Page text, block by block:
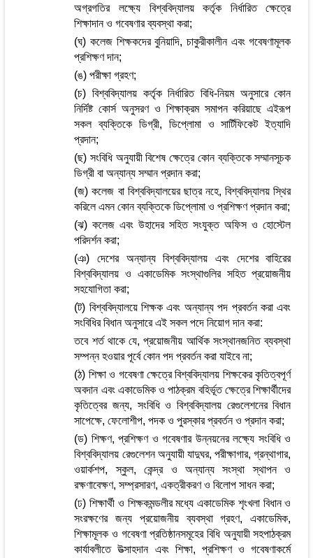
অগ্রগতির লক্ষ্যে বিশ্ববিদ্যালয় কর্তৃক নির্ধারিত ক্ষেত্রে
শিক্ষাদান ও গবেষণার ব্যবস্থা করা;
(ঘ) কলেজ শিক্ষকদের বুনিয়াদি, চাকুরীকালীন এবং গবেষণামূলক
প্রশিক্ষণ দান;
(ঙ) পরীক্ষা গ্রহণ;
(চ) বিশ্ববিদ্যালয় কর্তৃক নির্ধারিত বিধি-নিয়ম অনুসারে কোন
নির্দিষ্ট কোর্স অনুসরণ ও শিক্ষাক্রম সমাপন করিয়াছে এইরূপ
সকল ব্যক্তিকে ডিগ্রী, ডিপ্লোমা ও সার্টিফিকেট ইত্যাদি
প্রদান;
(ছ) সংবিধি অনুযায়ী বিশেষ ক্ষেত্রে কোন ব্যক্তিকে সম্মানসূচক
ডিগ্রী বা অন্যান্য সম্মান প্রদান করা;
(জ) কলেজ বা বিশ্ববিদ্যালয়ের ছাত্র নহে, বিশ্ববিদ্যালয় স্থির
করিলে এমন কোন ব্যক্তিকে ডিপ্লোমা ও প্রশিক্ষণ প্রদান করা;
(ঝ) কলেজ এবং উহাদের সহিত সংযুক্ত অফিস ও হোস্টেল
পরিদর্শন করা;
(ঞ) দেশের অন্যান্য বিশ্ববিদ্যালয় এবং দেশের বাহিরের
বিশ্ববিদ্যালয় ও একাডেমিক সংস্থাগুলির সহিত প্রয়োজনীয়
সহযোগিতা করা;
(ট) বিশ্ববিদ্যালয়ে শিক্ষক এবং অন্যান্য পদ প্রবর্তন করা এবং
সংবিধির বিধান অনুসারে এই সকল পদে নিয়োগ দান করা:
তবে শর্ত থাকে যে, প্রয়োজনীয় আর্থিক সংস্থানজনিত ব্যবস্থা
সম্পন্ন হওয়ার পূর্বে কোন পদ প্রবর্তন করা যাইবে না;
(ঠ) শিক্ষা ও গবেষণা ক্ষেত্রে বিশ্ববিদ্যালয় শিক্ষকের কৃতিত্বপূর্ণ
অবদান এবং একাডেমিক ও পাঠক্রম বহির্ভূত ক্ষেত্রে শিক্ষার্থীদের
কৃতিত্বের জন্য, সংবিধি ও বিশ্ববিদ্যালয় রেগুলেশনের বিধান
সাপেক্ষে, ফেলোশীপ, পদক ও পুরস্কার প্রবর্তন ও প্রদান করা;
(ড) শিক্ষণ, প্রশিক্ষণ ও গবেষণার উন্নয়নের লক্ষ্যে সংবিধি ও
বিশ্ববিদ্যালয় রেগুলেশন অনুযায়ী যাদুঘর, পরীক্ষাগার, গ্রন্থাগার,
ওয়ার্কশপ, স্কুল, কেন্দ্র ও অন্যান্য সংস্থা স্থাপন ও
রক্ষণাবেক্ষণ, সম্প্রসারণ, একত্রীকরণ ও বিলোপ সাধন করা;
(ঢ) শিক্ষার্থী ও শিক্ষকমন্ডলীর মধ্যে একাডেমিক শৃংখলা বিধান ও
সংরক্ষণের জন্য প্রয়োজনীয় ব্যবস্থা গ্রহণ, একাডেমিক,
শিক্ষামূলক ও গবেষণা প্রতিষ্ঠানসমূহের বিধি অনুযায়ী সহপাঠক্রম
কার্যাবলীতে উত্সাহদান এবং শিক্ষা, প্রশিক্ষণ ও গবেষণাকর্মে